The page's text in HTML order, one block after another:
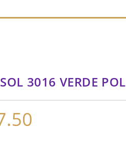
3016 VERDE POL